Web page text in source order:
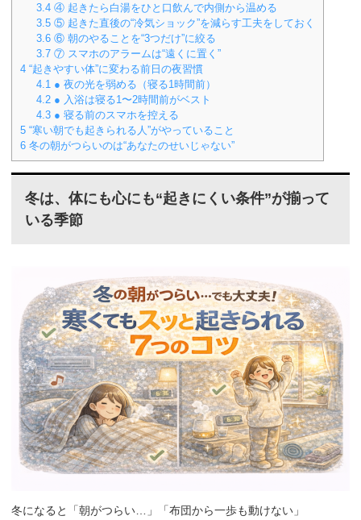
3.4 ④ 起きたら白湯をひと口飲んで内側から温める
3.5 ⑤ 起きた直後の“冷気ショック”を減らす工夫をしておく
3.6 ⑥ 朝のやることを“3つだけ”に絞る
3.7 ⑦ スマホのアラームは“遠くに置く”
4 “起きやすい体”に変わる前日の夜習慣
4.1 ● 夜の光を弱める（寝る1時間前）
4.2 ● 入浴は寝る1〜2時間前がベスト
4.3 ● 寝る前のスマホを控える
5 “寒い朝でも起きられる人”がやっていること
6 冬の朝がつらいのは“あなたのせいじゃない”
冬は、体にも心にも“起きにくい条件”が揃って
いる季節
冬になると「朝がつらい…」「布団から一歩も動けない」